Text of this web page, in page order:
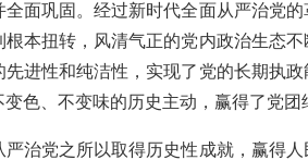
全面巩固。经过新时代全面从严治党
根本扭转，风清气正的党内政治生态
先进性和纯洁性，实现了党的长期执
色、不变味的历史主动，赢得了党
党之所以取得历史性成就，赢得人